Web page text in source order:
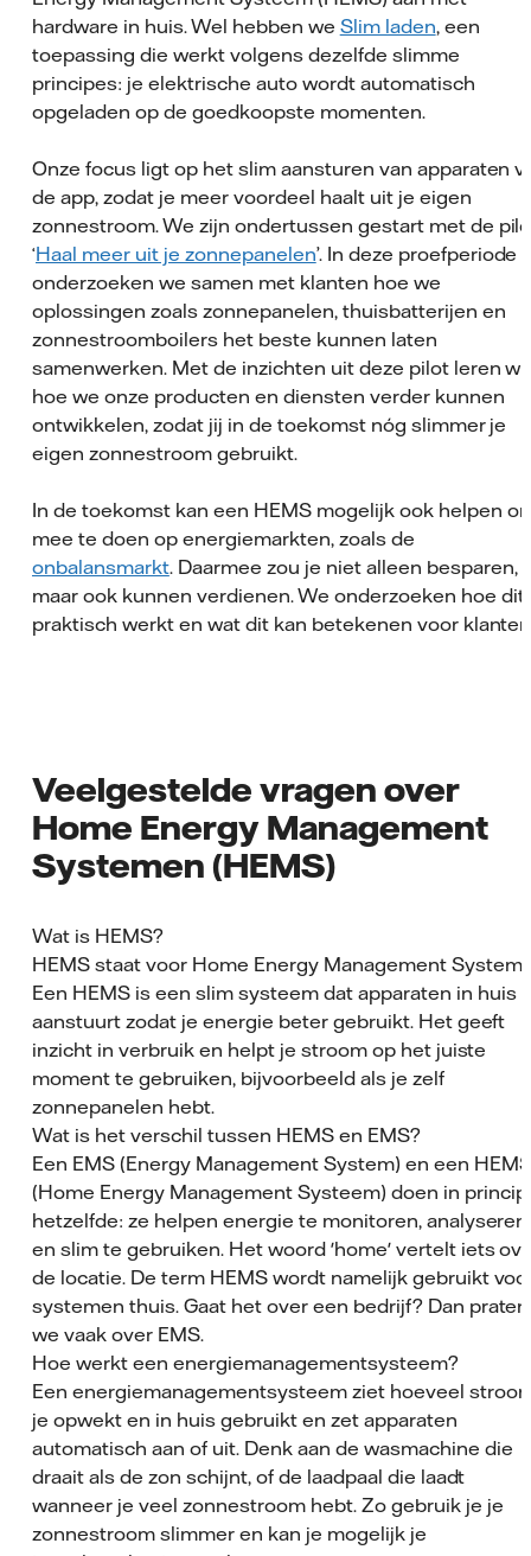
hardware in huis. Wel hebben we Slim laden, een
toepassing die werkt volgens dezelfde slimme
principes: je elektrische auto wordt automatisch
opgeladen op de goedkoopste momenten.
Onze focus ligt op het slim aansturen van apparaten
de app, zodat je meer voordeel haalt uit je eigen
zonnestroom. We zijn ondertussen gestart met de
‘Haal meer uit je zonnepanelen’. In deze proefperiode
onderzoeken we samen met klanten hoe we
oplossingen zoals zonnepanelen, thuisbatterijen en
zonnestroomboilers het beste kunnen laten
samenwerken. Met de inzichten uit deze pilot leren wij
hoe we onze producten en diensten verder kunnen
ontwikkelen, zodat jij in de toekomst nóg slimmer je
eigen zonnestroom gebruikt.
In de toekomst kan een HEMS mogelijk ook helpen
mee te doen op energiemarkten, zoals de
onbalansmarkt. Daarmee zou je niet alleen besparen,
maar ook kunnen verdienen. We onderzoeken hoe dit
praktisch werkt en wat dit kan betekenen voor
Veelgestelde vragen over
Home Energy Management
Systemen (HEMS)
Wat is HEMS?
HEMS staat voor Home Energy Management System.
Een HEMS is een slim systeem dat apparaten in huis
aanstuurt zodat je energie beter gebruikt. Het geeft
inzicht in verbruik en helpt je stroom op het juiste
moment te gebruiken, bijvoorbeeld als je zelf
zonnepanelen hebt.
Wat is het verschil tussen HEMS en EMS?
Een EMS (Energy Management System) en een HEMS
(Home Energy Management Systeem) doen in
hetzelfde: ze helpen energie te monitoren, analyseren
en slim te gebruiken. Het woord 'home' vertelt iets
de locatie. De term HEMS wordt namelijk gebruikt
systemen thuis. Gaat het over een bedrijf? Dan praten
we vaak over EMS.
Hoe werkt een energiemanagementsysteem?
Een energiemanagementsysteem ziet hoeveel
je opwekt en in huis gebruikt en zet apparaten
automatisch aan of uit. Denk aan de wasmachine die
draait als de zon schijnt, of de laadpaal die laadt
wanneer je veel zonnestroom hebt. Zo gebruik je je
zonnestroom slimmer en kan je mogelijk je